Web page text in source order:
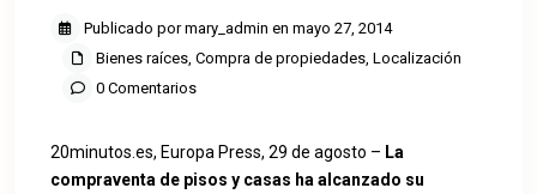
Publicado por mary_admin en mayo 27, 2014
Bienes raíces, Compra de propiedades, Localización
0 Comentarios
20minutos.es, Europa Press, 29 de agosto – La
compraventa de pisos y casas ha alcanzado su